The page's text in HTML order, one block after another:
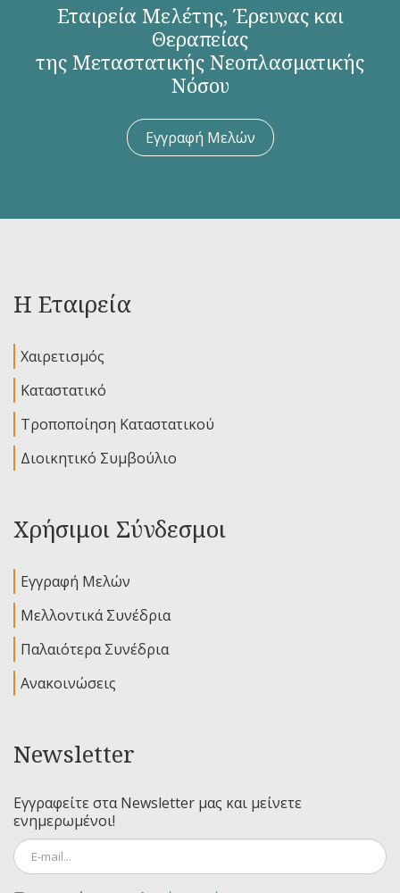
Εταιρεία Μελέτης, Έρευνας και
Θεραπείας
της Μεταστατικής Νεοπλασματικής
Νόσου
Εγγραφή Μελών
Η Εταιρεία
Χαιρετισμός
Καταστατικό
Τροποποίηση Καταστατικού
Διοικητικό Συμβούλιο
Χρήσιμοι Σύνδεσμοι
Εγγραφή Μελών
Μελλοντικά Συνέδρια
Παλαιότερα Συνέδρια
Ανακοινώσεις
Newsletter
Εγγραφείτε στα Newsletter μας και μείνετε
ενημερωμένοι!